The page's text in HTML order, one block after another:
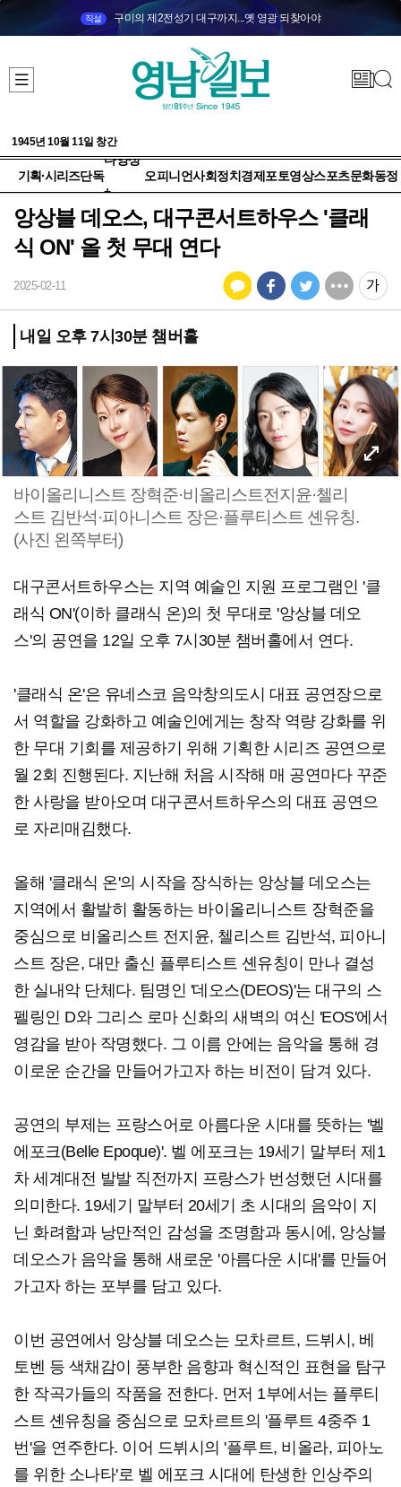
직설 구미의 제2전성기 대구까지...옛 영광 되찾아야
1945년 10월 11일 창간
기획·시리즈단독
다양성
+
오피니언사회정치 경제 포토영상스포츠문화동정
앙상블 데오스, 대구콘서트하우스 '클래
식 ON' 올 첫 무대 연다
2025-02-11
내일 오후 7시30분 챔버홀
바이올리니스트 장혁준·비올리스트전지윤·첼리
스트 김반석·피아니스트 장은·플루티스트 셴유칭.
(사진 왼쪽부터)
대구콘서트하우스는 지역 예술인 지원 프로그램인 '클
래식 ON'(이하 클래식 온)의 첫 무대로 '앙상블 데오
스'의 공연을 12일 오후 7시30분 챔버홀에서 연다.
'클래식 온'은 유네스코 음악창의도시 대표 공연장으로
서 역할을 강화하고 예술인에게는 창작 역량 강화를 위
한 무대 기회를 제공하기 위해 기획한 시리즈 공연으로
월 2회 진행된다. 지난해 처음 시작해 매 공연마다 꾸준
한 사랑을 받아오며 대구콘서트하우스의 대표 공연으
로 자리매김했다.
올해 '클래식 온'의 시작을 장식하는 앙상블 데오스는
지역에서 활발히 활동하는 바이올리니스트 장혁준을
중심으로 비올리스트 전지윤, 첼리스트 김반석, 피아니
스트 장은, 대만 출신 플루티스트 셴유칭이 만나 결성
한 실내악 단체다. 팀명인 '데오스(DEOS)'는 대구의 스
펠링인 D와 그리스 로마 신화의 새벽의 여신 'EOS'에서
영감을 받아 작명했다. 그 이름 안에는 음악을 통해 경
이로운 순간을 만들어가고자 하는 비전이 담겨 있다.
공연의 부제는 프랑스어로 아름다운 시대를 뜻하는 '벨
에포크(Belle Epoque)'. 벨 에포크는 19세기 말부터 제1
차 세계대전 발발 직전까지 프랑스가 번성했던 시대를
의미한다. 19세기 말부터 20세기 초 시대의 음악이 지
닌 화려함과 낭만적인 감성을 조명함과 동시에, 앙상블
데오스가 음악을 통해 새로운 '아름다운 시대'를 만들어
가고자 하는 포부를 담고 있다.
이번 공연에서 앙상블 데오스는 모차르트, 드뷔시, 베
토벤 등 색채감이 풍부한 음향과 혁신적인 표현을 탐구
한 작곡가들의 작품을 전한다. 먼저 1부에서는 플루티
스트 셴유칭을 중심으로 모차르트의 '플루트 4중주 1
번'을 연주한다. 이어 드뷔시의 '플루트, 비올라, 피아노
를 위한 소나타'로 벨 에포크 시대에 탄생한 인상주의